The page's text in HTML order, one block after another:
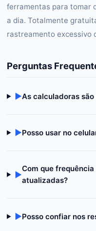
ferramentas para tomar
a dia. Totalmente
rastreamento excessivo
Perguntas
▶As calculadoras
▶Posso usar no
▶
Com que
atualizadas?
▶Posso confiar nos